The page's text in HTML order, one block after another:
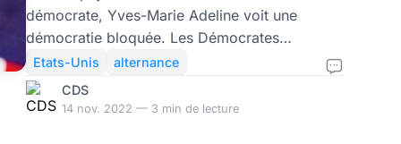
Marie Adeline
démocrate, Yves-Marie Adeline voit une
démocratie bloquée. Les Démocrates
américains, qui ont certes dû céder du terrain
aux Républicains, se réjouissent de n’avoir pas
eu à subir un raz-de-marée de leurs
Etats-Unis
alternance
CDS
14 nov. 2022 — 3 min de lecture